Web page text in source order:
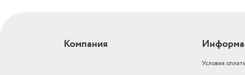
Компания
Условия